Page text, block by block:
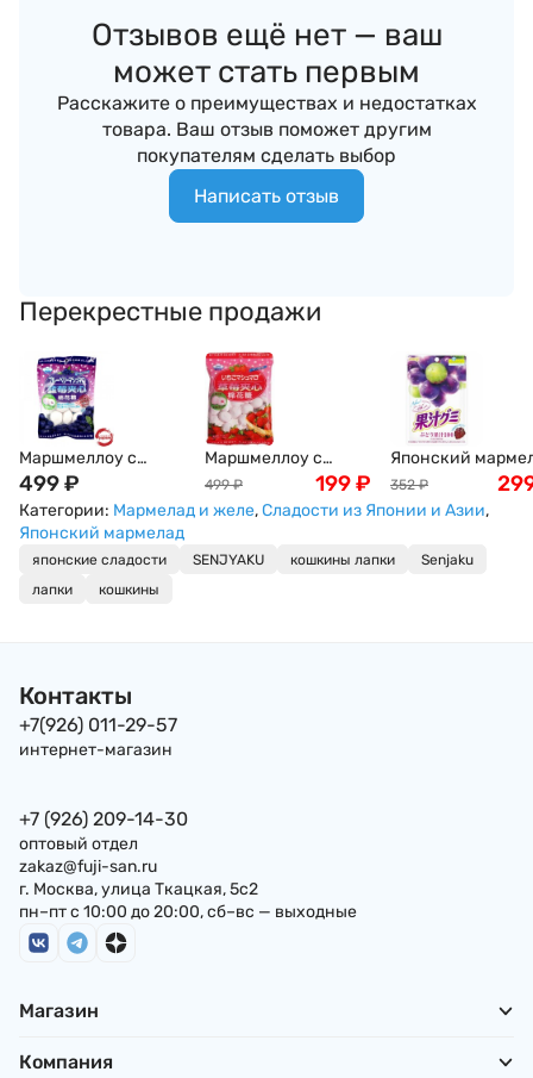
Отзывов ещё нет — ваш
может стать первым
Расскажите о преимуществах и недостатках
товара. Ваш отзыв поможет другим
покупателям сделать выбор
Написать отзыв
Перекрестные продажи
Маршмеллоу с
голубичной
начинкой (зефир)
EIWA, 90 г, Япония
499₽
Маршмеллоу с
клубничной
начинкой (зефир)
499 ₽ 199₽
Японский
виноградный
54г
352 ₽
Категории: Мармелад и желе,Сладости из Японии и Азии,
Японский мармелад
японские сладости SENJYAKU кошкины лапки
Senjaku
лапки
кошкины
Контакты
+7(926) 011-29-57
интернет-магазин
+7 (926) 209-14-30
оптовый отдел
zakaz@fuji-san.ru
г. Москва, улица Ткацкая, 5с2
пн–пт с 10:00 до 20:00, сб–вс — выходные
Магазин
Компания